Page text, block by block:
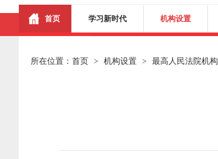
首页 学习新时代 机构设置
所在位置： 首页 > 机构设置 > 最高人民法院机构